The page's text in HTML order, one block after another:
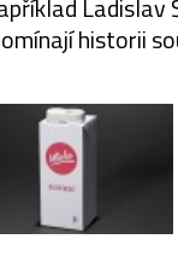
Ladislav
historii